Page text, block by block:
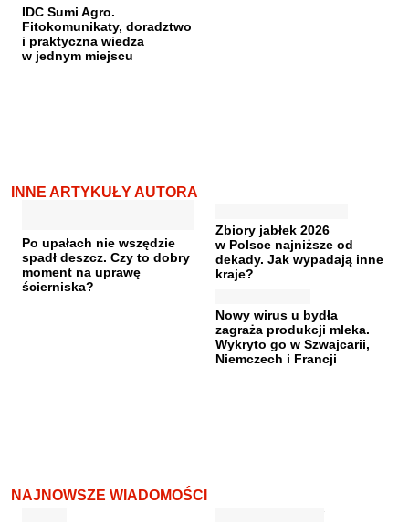
IDC Sumi Agro.
Fitokomunikaty, doradztwo
i praktyczna wiedza
w jednym miejscu
INNE ARTYKUŁY AUTORA
Po upałach nie wszędzie
spadł deszcz. Czy to dobry
moment na uprawę
ścierniska?
Zbiory jabłek 2026
w Polsce najniższe od
dekady. Jak wypadają inne
kraje?
Nowy wirus u bydła
zagraża produkcji mleka.
Wykryto go w Szwajcarii,
Niemczech i Francji
NAJNOWSZE WIADOMOŚCI